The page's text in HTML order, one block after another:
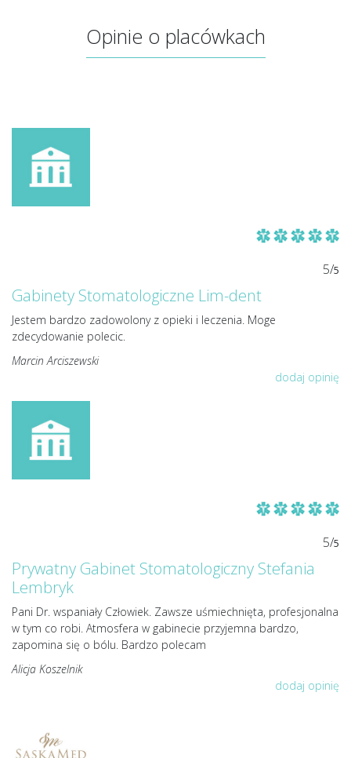
Opinie o placówkach
5/5
Gabinety Stomatologiczne Lim-dent
Jestem bardzo zadowolony z opieki i leczenia. Moge
zdecydowanie polecic.
Marcin Arciszewski
dodaj opinię
5/5
Prywatny Gabinet Stomatologiczny Stefania
Lembryk
Pani Dr. wspaniały Człowiek. Zawsze uśmiechnięta, profesjonalna
w tym co robi. Atmosfera w gabinecie przyjemna bardzo,
zapomina się o bólu. Bardzo polecam
Alicja Koszelnik
dodaj opinię